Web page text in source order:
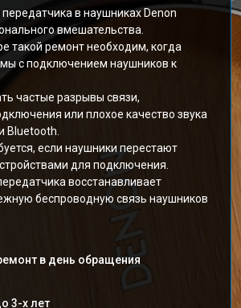
в наушниках Denon
вмешательства.
такой ремонт необходим, когда
с подключением наушников к
частые разрывы связи,
или плохое качество звука
Bluetooth.
если наушники перестают
для подключения.
восстанавливает
беспроводную связь наушников
в день обращения
3-х лет